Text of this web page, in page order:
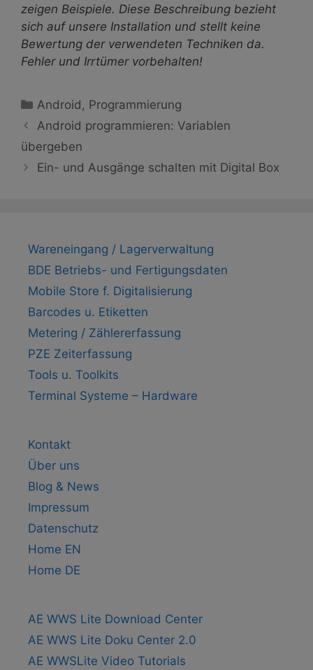
zeigen Beispiele. Diese Beschreibung bezieht
sich auf unsere Installation und stellt keine
Bewertung der verwendeten Techniken da.
Fehler und Irrtümer vorbehalten!
Kategorien
Android , Programmierung
Android programmieren: Variablen
übergeben
Ein- und Ausgänge schalten mit Digital Box
Wareneingang / Lagerverwaltung
BDE Betriebs- und Fertigungsdaten
Mobile Store f. Digitalisierung
Barcodes u. Etiketten
Metering / Zählererfassung
PZE Zeiterfassung
Tools u. Toolkits
Terminal Systeme – Hardware
Kontakt
Über uns
Blog & News
Impressum
Datenschutz
Home EN
Home DE
AE WWS Lite Download Center
AE WWS Lite Doku Center 2.0
AE WWSLite Video Tutorials